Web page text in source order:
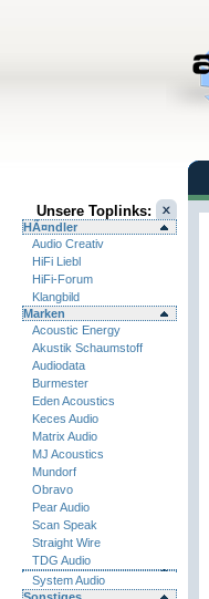
Unsere Toplinks:
HÃ¤ndler
Audio Creativ
HiFi Liebl
HiFi-Forum
Klangbild
Marken
Acoustic Energy
Akustik Schaumstoff
Audiodata
Burmester
Eden Acoustics
Keces Audio
Matrix Audio
MJ Acoustics
Mundorf
Obravo
Pear Audio
Scan Speak
Straight Wire
TDG Audio
System Audio